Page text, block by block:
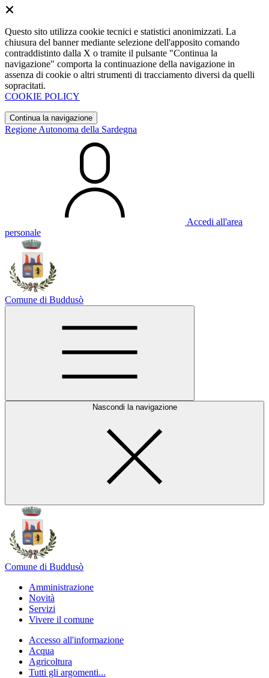
Questo sito utilizza cookie tecnici e statistici anonimizzati. La
chiusura del banner mediante selezione dell'apposito comando
contraddistinto dalla X o tramite il pulsante "Continua la
navigazione" comporta la continuazione della navigazione in
assenza di cookie o altri strumenti di tracciamento diversi da quelli
sopracitati.
COOKIE POLICY
Continua la navigazione
Regione Autonoma della Sardegna
Accedi all'area
personale
Comune di Buddusò
Nascondi la navigazione
Comune di Buddusò
Amministrazione
Novità
Servizi
Vivere il comune
Accesso all'informazione
Acqua
Agricoltura
Tutti gli argomenti...